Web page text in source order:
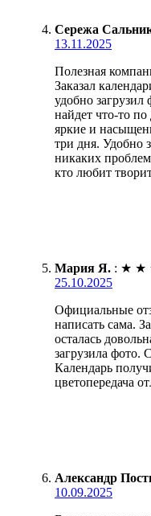
Сережа
13.11.2025
Полезная
Заказал
удобно
найдет что-то
яркие и
три дня. Удобно
никаких
кто любит
Мария Я. : ★ ★
25.10.2025
Официальные
написать сама.
осталась
загрузила фото.
Календарь
цветопередача
Александр
10.09.2025